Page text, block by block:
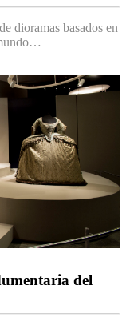
dioramas basados en
del